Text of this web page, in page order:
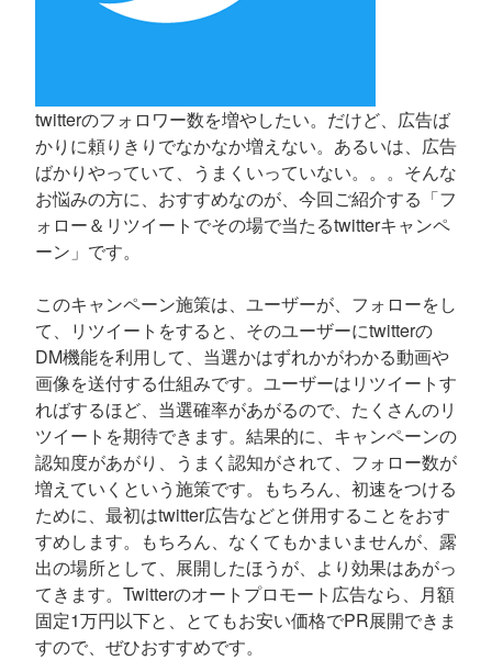
twitterのフォロワー数を増やしたい。だけど、広告ば
かりに頼りきりでなかなか増えない。あるいは、広告
ばかりやっていて、うまくいっていない。。。そんな
お悩みの方に、おすすめなのが、今回ご紹介する「フ
ォロー＆リツイートでその場で当たるtwitterキャンペ
ーン」です。
このキャンペーン施策は、ユーザーが、フォローをし
て、リツイートをすると、そのユーザーにtwitterの
DM機能を利用して、当選かはずれかがわかる動画や
画像を送付する仕組みです。ユーザーはリツイートす
ればするほど、当選確率があがるので、たくさんのリ
ツイートを期待できます。結果的に、キャンペーンの
認知度があがり、うまく認知がされて、フォロー数が
増えていくという施策です。もちろん、初速をつける
ために、最初はtwitter広告などと併用することをおす
すめします。もちろん、なくてもかまいませんが、露
出の場所として、展開したほうが、より効果はあがっ
てきます。Twitterのオートプロモート広告なら、月額
固定1万円以下と、とてもお安い価格でPR展開できま
すので、ぜひおすすめです。